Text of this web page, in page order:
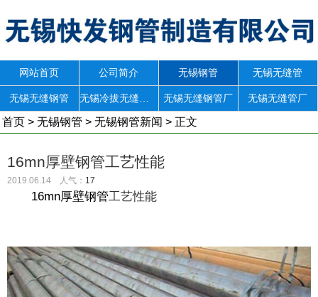
网站首页 公司简介 无锡钢管 无锡无缝管
无锡无缝钢管 无锡无缝钢管厂 无锡无缝管厂
首页 > 无锡钢管 > 无锡钢管新闻 > 正文
16mn厚壁钢管工艺性能
2019.06.14 人气： 17
16mn厚壁钢管工艺性能